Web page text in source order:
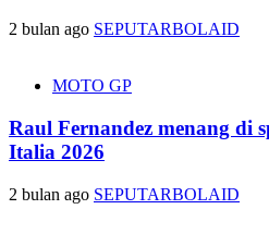
2 bulan ago SEPUTARBOLAID
MOTO GP
Raul Fernandez menang di
Italia 2026
2 bulan ago SEPUTARBOLAID